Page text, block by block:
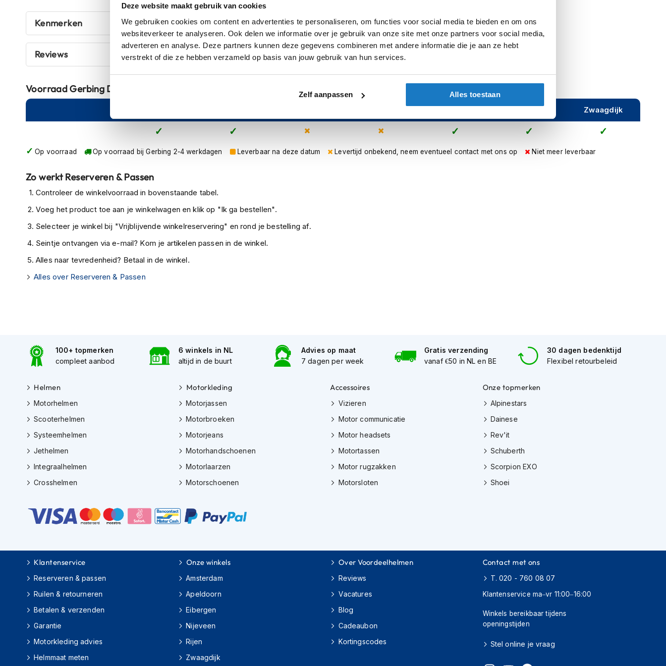
Deze website maakt gebruik van cookies
We gebruiken cookies om content en advertenties te personaliseren, om functies voor social media te bieden en om ons
websiteverkeer te analyseren. Ook delen we informatie over je gebruik van onze site met onze partners voor social media,
adverteren en analyse. Deze partners kunnen deze gegevens combineren met andere informatie die je aan ze hebt
verstrekt of die ze hebben verzameld op basis van jouw gebruik van hun services.
Zelf aanpassen Alles toestaan
Crosshelmen
Fietshelmen
Helm
accessoires
Vizieren
Pinlocks
Tear-
Oordoppen
helm
Helm
houder
kapstok
Motorkleding
Motorjassen
motorjassen
Waterdichte
motorjassen
Leren
Textiele
motorjassen
Motorbroeken
motorbroeken
Dames
Doorwaai
motorbroeken
Waterdichte
motorbroeken
Leren
motorbroeken
Textiel
De garantieperiode is twee jaar
Bevestig deze controller met Velcro® aan een vast voorwerp of plaats hem in de zak van de
verwarmde jas.
Kenmerken
Optioneel verkrijgbaar met afstandsbediening
Reviews
Voorraad Gerbing Digitale Temperatuur Bediening (PDTC)
Zwaagdijk
Op voorraad Op voorraad bij Gerbing 2-4 werkdagen Leverbaar na deze datum Levertijd onbekend, neem eventueel contact met ons op Niet meer leverbaar
Zo werkt Reserveren & Passen
Controleer de winkelvoorraad in bovenstaande tabel.
Voeg het product toe aan je winkelwagen en klik op "Ik ga bestellen".
Selecteer je winkel bij "Vrijblijvende winkelreservering" en rond je bestelling af.
Seintje ontvangen via e-mail? Kom je artikelen passen in de winkel.
Alles naar tevredenheid? Betaal in de winkel.
Alles over Reserveren & Passen
100+ topmerken
compleet aanbod
6 winkels in NL
altijd in de buurt
Advies op maat
7 dagen per week
Gratis verzending
vanaf €50 in NL en BE
30 dagen bedenktijd
Flexibel retourbeleid
Helmen
Motorhelmen
Scooterhelmen
Systeemhelmen
Jethelmen
Integraalhelmen
Crosshelmen
Motorkleding
Motorjassen
Motorbroeken
Motorjeans
Motorhandschoenen
Motorlaarzen
Motorschoenen
Accessoires
Vizieren
Motor communicatie
Motor headsets
Motortassen
Motor rugzakken
Motorsloten
Onze topmerken
Alpinestars
Dainese
Rev'it
Schuberth
Scorpion EXO
Shoei
Klantenservice
Reserveren & passen
Ruilen & retourneren
Betalen & verzenden
Garantie
Motorkleding advies
Helmmaat meten
Onze winkels
Amsterdam
Apeldoorn
Eibergen
Nijeveen
Rijen
Zwaagdijk
Over Voordeelhelmen
Reviews
Vacatures
Blog
Cadeaubon
Kortingscodes
Contact met ons
T. 020 - 760 08 07
Klantenservice ma–vr 11:00–16:00
Winkels bereikbaar tijdens
openingstijden
Stel online je vraag